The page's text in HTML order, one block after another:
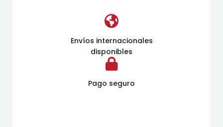
Envíos internacionales
disponibles
Pago seguro